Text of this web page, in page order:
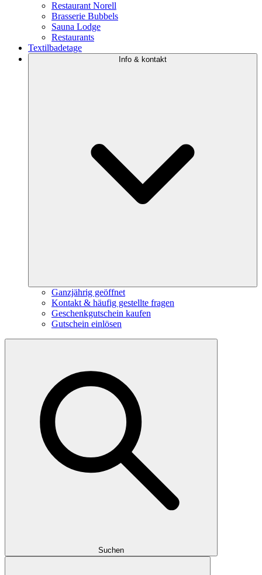
Restaurant Norell
Brasserie Bubbels
Sauna Lodge
Restaurants
Textilbadetage
Info & kontakt
Ganzjährig geöffnet
Kontakt & häufig gestellte fragen
Geschenkgutschein kaufen
Gutschein einlösen
Suchen